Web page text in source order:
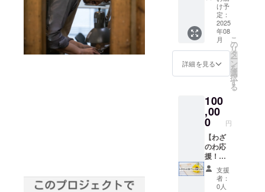
-----------
---- ▼備
考欄に
ご記載
くださ
い -------
-----------
-----------
- ①【必
載名
（掲載
希望し
ない場
合は
「匿
名」と
ご記載
くださ
い）
内容と
なりま
す ★領
収書が
必要な
方はご
支援
にてお
申し付
けくだ
さい ★
目標未
達成の
場合は
全額返
金！ ----
-----------
・掲載
期間：
2025年
8月～
2027年
3月 ※事
業者
や実名
等 ★こ
のリ
ターン
は【わ
ざのわ
応援！
プラン
A】と全
く同じ
メール
をお送
りいた
します
・わざ
のわサ
イトの
特設
ページ
支援者
様のお
名前を
掲載し
ます※
・ご希
望の方
はリン
クを張
ります
け予
定：
2025
年08
月
詳細を見る
こ
の
リ
タ
ー
ン
を
選
択
す
る
100
,00
0 円
【わざ
のわ応
援！プ
ラン
E★10
万円】
支援
者：
0人